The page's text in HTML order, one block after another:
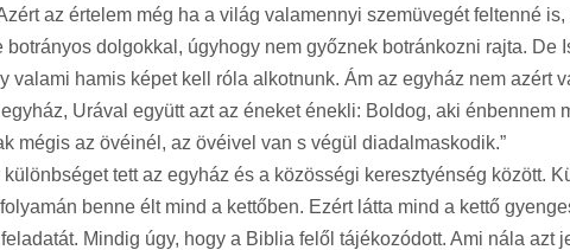
az értelem még ha a világ valamennyi szemüvegét feltenné
dolgokkal, úgyhogy nem győznek botránkozni rajta. De
hamis képet kell róla alkotnunk. Ám az egyház nem azért
Urával együtt azt az éneket énekli: Boldog, aki énbennem
mégis az övéinél, az övéivel van s végül diadalmaskodik.”
tett az egyház és a közösségi keresztyénség között.
benne élt mind a kettőben. Ezért látta mind a kettő
Mindig úgy, hogy a Biblia felől tájékozódott. Ami nála azt